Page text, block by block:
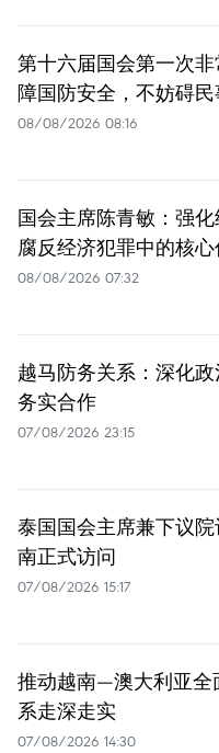
第十六届国会第一次
障国防安全，不妨碍
08/08/2026 08:16
国会主席陈青敏：强
腐反经济犯罪中的核心
08/08/2026 07:32
越马防务关系：深化
务实合作
07/08/2026 23:15
泰国国会主席兼下议
南正式访问
07/08/2026 15:17
推动越南—澳大利亚全
系走深走实
07/08/2026 14:30